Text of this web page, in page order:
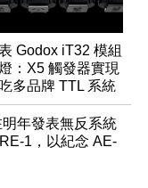
Godox iT32 模組
：X5 觸發器實現
多品牌 TTL 系統
年發表無反系統
1，以紀念 AE-